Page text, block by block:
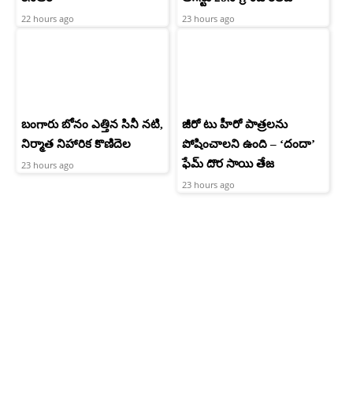
22 hours ago 23 hours ago
బంగారు బోనం ఎత్తిన సినీ నటి,
నిర్మాత నిహారిక కొణిదెల
23 hours ago
జీరో టు హీరో పాత్రలను
పోషించాలని ఉంది – ‘దందా’
ఫేమ్ దొర సాయి తేజ
23 hours ago